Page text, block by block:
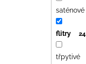
saténové
flitry 24
třpytivé